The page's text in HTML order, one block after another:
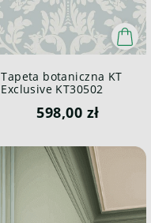
Tapeta botaniczna KT
Exclusive KT30502
British Heritage III
598,00 zł